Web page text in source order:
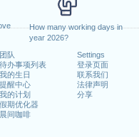
How many working days in
year 2026?
团队
待办事项列表
我的生日
提醒中心
我的计划
假期优化器
晨间咖啡
Settings
登录页面
联系我们
法律声明
分享